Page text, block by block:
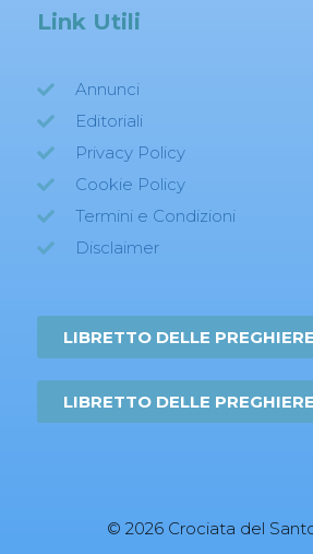
Link Utili
Annunci
Editoriali
Privacy Policy
Cookie Policy
Termini e Condizioni
Disclaimer
LIBRETTO DELLE
LIBRETTO DELLE
© 2026 Crociata del